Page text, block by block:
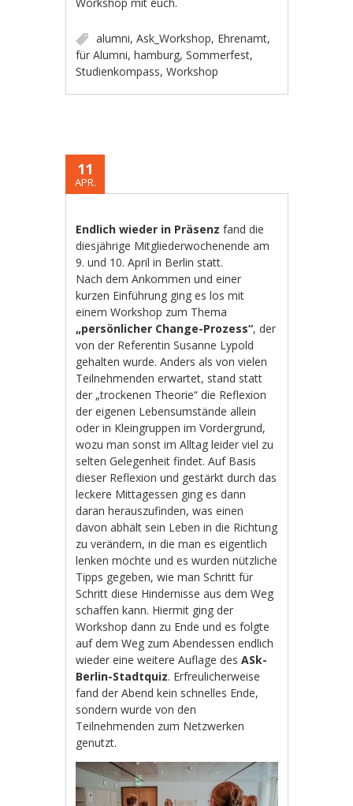
alumni,Ask_Workshop, Ehrenamt,
für Alumni,hamburg,Sommerfest,
Studienkompass,Workshop
11
APR.
Endlich wieder in Präsenz fand die
diesjährige Mitgliederwochenende am
9. und 10. April in Berlin statt.
Nach dem Ankommen und einer
kurzen Einführung ging es los mit
einem Workshop zum Thema
„persönlicher Change-Prozess“, der
von der Referentin Susanne Lypold
gehalten wurde. Anders als von vielen
Teilnehmenden erwartet, stand statt
der „trockenen Theorie“ die Reflexion
der eigenen Lebensumstände allein
oder in Kleingruppen im Vordergrund,
wozu man sonst im Alltag leider viel zu
selten Gelegenheit findet. Auf Basis
dieser Reflexion und gestärkt durch das
leckere Mittagessen ging es dann
daran herauszufinden, was einen
davon abhält sein Leben in die Richtung
zu verändern, in die man es eigentlich
lenken möchte und es wurden nützliche
Tipps gegeben, wie man Schritt für
Schritt diese Hindernisse aus dem Weg
schaffen kann. Hiermit ging der
Workshop dann zu Ende und es folgte
auf dem Weg zum Abendessen endlich
wieder eine weitere Auflage desASk-
Berlin-Stadtquiz. Erfreulicherweise
fand der Abend kein schnelles Ende,
sondern wurde von den
Teilnehmenden zum Netzwerken
genutzt.